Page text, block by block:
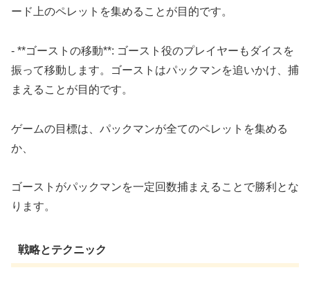
ード上のペレットを集めることが目的です。
- **ゴーストの移動**: ゴースト役のプレイヤーもダイスを
振って移動します。ゴーストはパックマンを追いかけ、捕
まえることが目的です。
ゲームの目標は、パックマンが全てのペレットを集める
か、
ゴーストがパックマンを一定回数捕まえることで勝利とな
ります。
戦略とテクニック